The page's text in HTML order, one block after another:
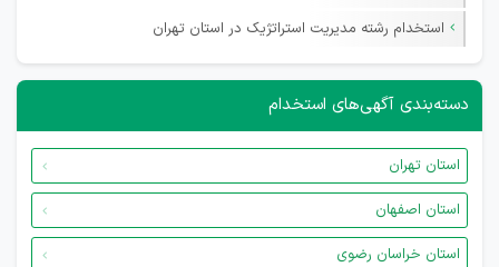
استخدام رشته مدیریت استراتژیک در استان تهران
دسته‌بندی آگهی‌های استخدام
استان تهران
استان اصفهان
استان خراسان رضوی